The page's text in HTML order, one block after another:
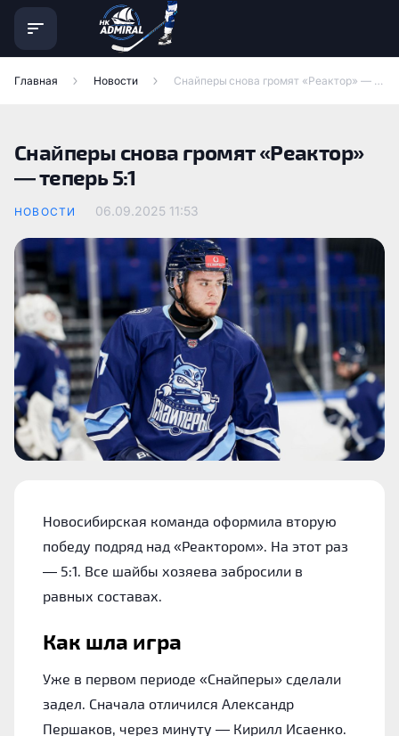
Главная Новости Снайперы снова громят «Реактор» — теперь 5:1
Снайперы снова громят «Реактор»
— теперь 5:1
НОВОСТИ 06.09.2025 11:53
Новосибирская команда оформила вторую
победу подряд над «Реактором». На этот раз
— 5:1. Все шайбы хозяева забросили в
равных составах.
Как шла игра
Уже в первом периоде «Снайперы» сделали
задел. Сначала отличился Александр
Першаков, через минуту — Кирилл Исаенко.